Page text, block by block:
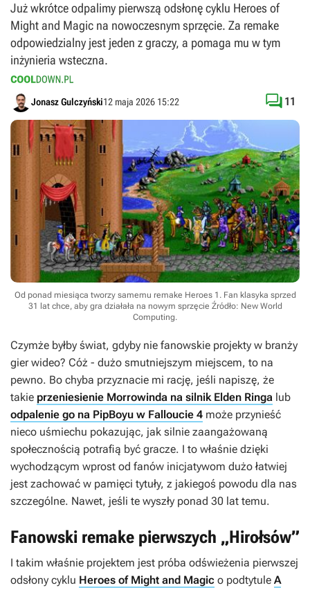
Już wkrótce odpalimy pierwszą odsłonę cyklu Heroes of
Might and Magic na nowoczesnym sprzęcie. Za remake
odpowiedzialny jest jeden z graczy, a pomaga mu w tym
inżynieria wsteczna.
Jonasz Gulczyński12 maja 2026 15:22  11
Od ponad miesiąca tworzy samemu remake Heroes 1. Fan klasyka sprzed
31 lat chce, aby gra działała na nowym sprzęcie Źródło: New World
Computing.
Czymże byłby świat, gdyby nie fanowskie projekty w branży
gier wideo? Cóż - dużo smutniejszym miejscem, to na
pewno. Bo chyba przyznacie mi rację, jeśli napiszę, że
takie przeniesienie Morrowinda na silnik Elden Ringa lub
odpalenie go na PipBoyu w Falloucie 4 może przynieść
nieco uśmiechu pokazując, jak silnie zaangażowaną
społecznością potrafią być gracze. I to właśnie dzięki
wychodzącym wprost od fanów inicjatywom dużo łatwiej
jest zachować w pamięci tytuły, z jakiegoś powodu dla nas
szczególne. Nawet, jeśli te wyszły ponad 30 lat temu.
Fanowski remake pierwszych „Hirołsów”
I takim właśnie projektem jest próba odświeżenia pierwszej
odsłony cyklu Heroes of Might and Magic o podtytule A